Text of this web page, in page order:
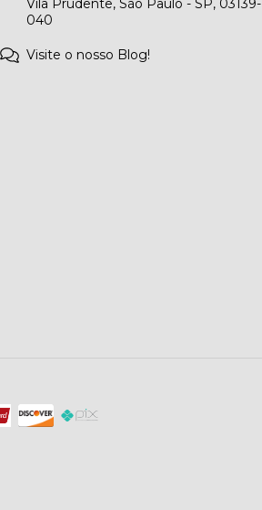
Vila Prudente, São Paulo - SP, 03139-
040
Visite o nosso Blog!